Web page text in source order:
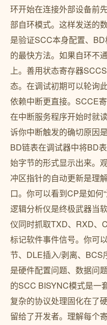
环开始在连接外部设备前
部自环模式。这样发送的
是验证SCC本身配置、
的最快方法。如果自环不
上。善用状态寄存器
态。在调试初期可以轮询
依赖中断更直接。SCCE
在中断服务程序开始时就
诉你中断触发的确切原因
BD链表在调试器中将BD
始字节的形式显示出来。
冲区指针的自动更新是理
口。你可以看到CP是如何“
逻辑分析仪是终极武器当
仪同时抓取TXD、RXD、
标记软件事件信号。你可
节、DLE插入/剥离、BCS
是硬件配置问题、数据问
的SCC BISYNC模式是一
复杂的协议处理固化在了
留给了开发者。理解每个